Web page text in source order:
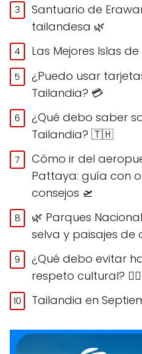
Santuario de
tailandesa 🌿
Las Mejores Islas
¿Puedo usar
Tailandia? 💳
¿Qué debo saber
Tailandia? 🇹🇭
Cómo ir del
Pattaya: guía con
consejos 🛫
🌿 Parques
selva y paisajes de
¿Qué debo evitar
respeto cultural? 🙅‍♀️
Tailandia en